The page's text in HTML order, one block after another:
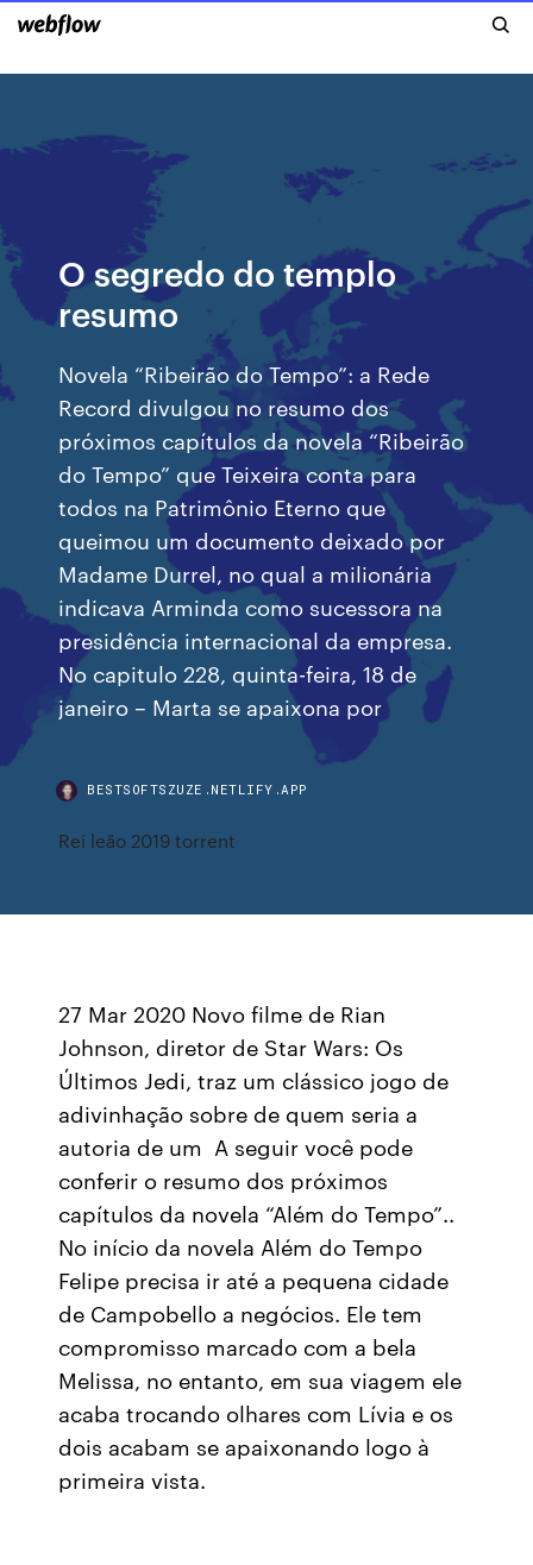
O segredo do templo
resumo
Novela “Ribeirão do Tempo”: a Rede
Record divulgou no resumo dos
próximos capítulos da novela “Ribeirão
do Tempo” que Teixeira conta para
todos na Patrimônio Eterno que
queimou um documento deixado por
Madame Durrel, no qual a milionária
indicava Arminda como sucessora na
presidência internacional da empresa.
No capitulo 228, quinta-feira, 18 de
janeiro – Marta se apaixona por
BESTSOFTSZUZE.NETLIFY.APP
Rei leão 2019 torrent
27 Mar 2020 Novo filme de Rian
Johnson, diretor de Star Wars: Os
Últimos Jedi, traz um clássico jogo de
adivinhação sobre de quem seria a
autoria de um A seguir você pode
conferir o resumo dos próximos
capítulos da novela “Além do Tempo”..
No início da novela Além do Tempo
Felipe precisa ir até a pequena cidade
de Campobello a negócios. Ele tem
compromisso marcado com a bela
Melissa, no entanto, em sua viagem ele
acaba trocando olhares com Lívia e os
dois acabam se apaixonando logo à
primeira vista.